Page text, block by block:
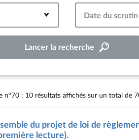
Date du scrutin
Lancer la recherche
n°70 : 10 résultats affichés sur un total de
du projet de loi de
lecture).